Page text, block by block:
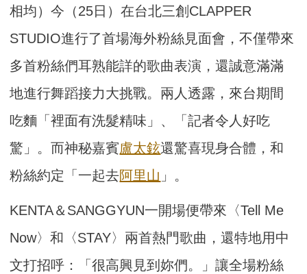
相均）今（25日）在台北三創CLAPPER
STUDIO進行了首場海外粉絲見面會，不僅帶來
多首粉絲們耳熟能詳的歌曲表演，還誠意滿滿
地進行舞蹈接力大挑戰。兩人透露，來台期間
吃麵「裡面有洗髮精味」、「記者令人好吃
驚」。而神秘嘉賓盧太鉉還驚喜現身合體，和
粉絲約定「一起去阿里山 」。
KENTA＆SANGGYUN一開場便帶來〈Tell Me
Now〉和〈STAY〉兩首熱門歌曲，還特地用中
文打招呼：「很高興見到妳們。」讓全場粉絲